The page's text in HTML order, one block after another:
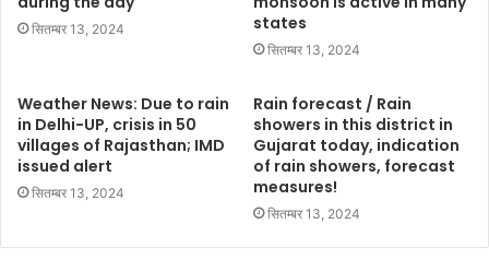
सितम्बर 13, 2024
states
सितम्बर 13, 2024
Weather News: Due to rain
in Delhi-UP, crisis in 50
villages of Rajasthan; IMD
issued alert
सितम्बर 13, 2024
Rain forecast / Rain
showers in this district in
Gujarat today, indication
of rain showers, forecast
measures!
सितम्बर 13, 2024